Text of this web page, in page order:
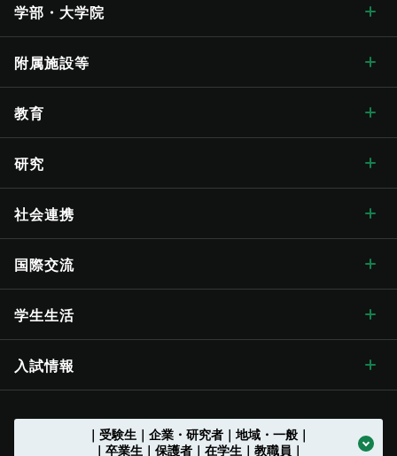
信州大学について トップ
学長メッセージ
学長メッセージ トップ
入学式学長式辞
大学概要・理念
大学概要・理念 トップ
歴史・沿革 トップ
大学の歴史
学章・シンボルマーク
学章・シンボルマークトップ
学章等データの使用について
信州大学歌
信州大学の方針・取組
【グローバル版】グレーター・ユニバーシティ・ ビジョン
（VGSU Global）
長野（教育）キャンパス
長野（工学）キャンパス
伊那キャンパス
刊行物
広報誌「信大NOW」
広報誌「信大NOW」トップ
ソーシャルメディア公式アカウント一覧
情報公開 トップ
法人に関する情報
法人に関する情報 トップ
法人文書の情報公開
採用情報
採用情報 トップ
お知らせ一覧
学部・大学院
学部・大学院 トップ
人文学部
教育学部
経法学部
農学部
附属施設等
総合博物館
附属図書館
医学部附属病院
教育学部附属志賀自然教育研究施設
附属長野小学校
農学部附属アルプス圏フィールド科学教育研究センター
教育
教育 トップ
教育ハイライト
教育に関する目標と方針
教育に関する目標と方針 トップ
入学者受入れの方針（アドミッション･ポリシー）
教育の特色
環境マインドの育成
キャリア教育
研究
研究 トップ
研究ハイライト
アクア・リジェネレーション機構
先鋭領域融合研究群
社会実装研究クラスター トップ
共同研究・受託研究（産学連携）のご案内
社会連携
社会連携 トップ
社会連携の目標と特色
地域における連携活動
国際交流
国際交流 トップ
グローバル化に向けた
学生生活
学生生活 トップ
入試情報
｜受験生｜企業・研究者｜地域・一般｜
｜卒業生｜保護者｜在学生｜教職員｜